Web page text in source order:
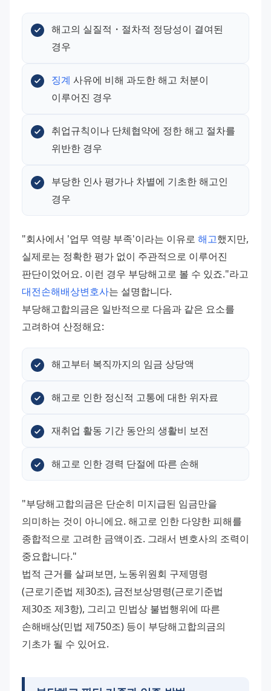
해고의 실질적・절차적 정당성이 결여된
경우
징계 사유에 비해 과도한 해고 처분이
이루어진 경우
취업규칙이나 단체협약에 정한 해고 절차를
위반한 경우
부당한 인사 평가나 차별에 기초한 해고인
경우
"회사에서 '업무 역량 부족'이라는 이유로 해고했지만,
실제로는 정확한 평가 없이 주관적으로 이루어진
대전손해배상변호사는 설명합니다.
부당해고합의금은 일반적으로 다음과 같은 요소를
고려하여 산정해요:
해고부터 복직까지의 임금 상당액
해고로 인한 정신적 고통에 대한 위자료
재취업 활동 기간 동안의 생활비 보전
해고로 인한 경력 단절에 따른 손해
"부당해고합의금은 단순히 미지급된 임금만을
의미하는 것이 아니에요. 해고로 인한 다양한 피해를
종합적으로 고려한 금액이죠. 그래서 변호사의 조력이
중요합니다."
법적 근거를 살펴보면, 노동위원회 구제명령
(근로기준법 제30조), 금전보상명령(근로기준법
제30조 제3항), 그리고 민법상 불법행위에 따른
손해배상(민법 제750조) 등이 부당해고합의금의
기초가 될 수 있어요.